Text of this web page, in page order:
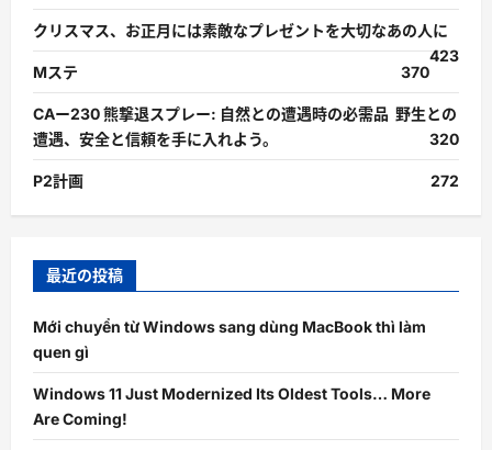
クリスマス、お正月には素敵なプレゼントを大切なあの人に
423
Mステ
370
CAー230 熊撃退スプレー: 自然との遭遇時の必需品 野生との
遭遇、安全と信頼を手に入れよう。
320
P2計画 272
最近の投稿
Mới chuyển từ Windows sang dùng MacBook thì làm
quen gì
Windows 11 Just Modernized Its Oldest Tools… More
Are Coming!